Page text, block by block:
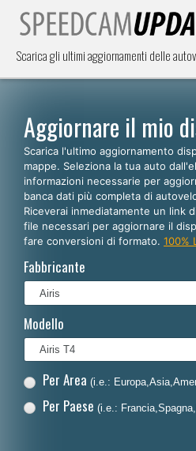
Scarica gli ultimi aggiornamenti delle
Aggiornare il mio
Scarica l'ultimo aggiornamento
mappe. Seleziona la tua auto
informazioni necessarie per
banca dati più completa di
Riceverai inmediatamente un link
file necessari per aggiornare il
fare conversioni di formato. 100%
Fabbricante
Modello
Per Area (i.e.:
Per Paese (i.e.: